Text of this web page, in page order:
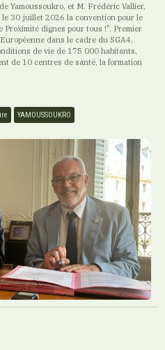
Yamoussoukro, et M. Frédéric Vallier,
le 30 juillet 2026 la convention pour le
dignes pour tous !". Premier
dans le cadre du SGA4,
de vie de 175 000 habitants,
de 10 centres de santé, la formation
YAMOUSSOUKRO